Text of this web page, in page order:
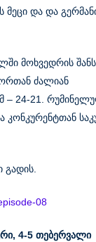
და და
მოხვედრის
ძალიან
– 24-21.
კონკურენტთან
08
, 4-5 თებერვალი